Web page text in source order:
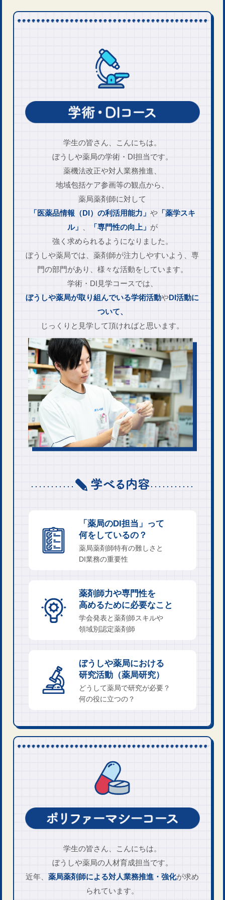
学生の皆さん、こんにちは。
ぼうしや薬局の学術・DI担当です。
薬機法改正や対人業務推進、
地域包括ケア参画等の観点から、
薬局薬剤師に対して
「医薬品情報（DI）の利活用能力」 や「薬学スキ
ル」
「専門性の向上」 が
強く求められる​ようになりました。
ぼうしや薬局では、薬剤師が注力しやすいよう、専
門の部門があり、様々な活動をして​います。
学術・DI見学コースでは、
ぼうしや薬局が取り組んでいる学術活動やDI活動に
ついて、
じっくりと見学して頂ければと思います。
「薬局のDI担当」って
何をしているの？
薬局薬剤師特有の難しさと
DI業務の重要性
薬剤師力や専門性を
高めるために必要なこと
学会発表と薬剤師スキルや
領域別認定薬剤師
ぼうしや薬局における
研究活動（薬局研究）
どうして薬局で研究が必要？
何の役に立つの？
学生の皆さん、こんにちは。
ぼうしや薬局の人材育成担当です。
近年、薬局薬剤師による対人業務推進・強化が求め
られています。